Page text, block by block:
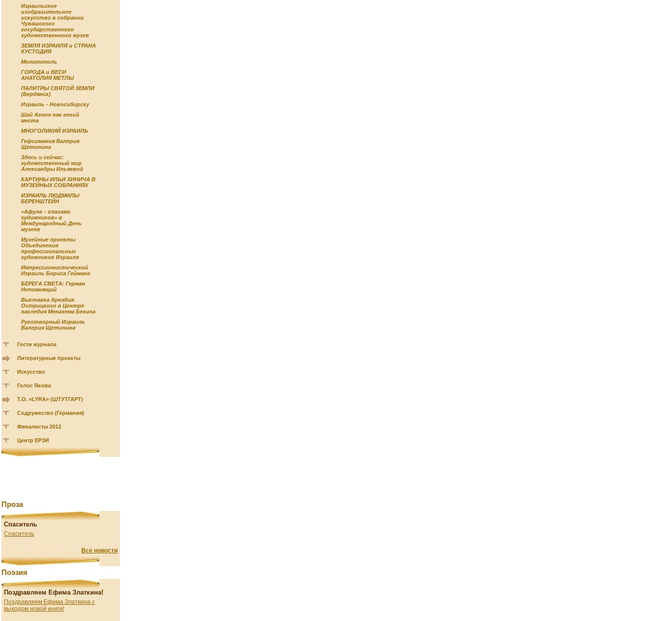
Израильское
изобразительное
искусство в собрании
Чувашского
государственного
художественного музея
ЗЕМЛЯ ИЗРАИЛЯ и СТРАНА
КУСТОДИЯ
Мелитополь
ГОРОДА и ВЕСИ
АНАТОЛИЯ МЕТЛЫ
ПАЛИТРЫ СВЯТОЙ ЗЕМЛИ
(Бердянск)
Израиль - Новосибирску
Шай Агнон как гений
места
МНОГОЛИКИЙ ИЗРАИЛЬ
Гефсимания Валерия
Щетинина
Здесь и сейчас:
художественный мир
Александры Ильяевой
КАРТИНЫ ИЛЬИ ХИНИЧА В
МУЗЕЙНЫХ СОБРАНИЯХ
ИЗРАИЛЬ ЛЮДМИЛЫ
БЕРЕНШТЕЙН
«Афула – глазами
художников» в
Международный День
музеев
Музейные проекты
Объединения
профессиональных
художников Израиля
Импрессионистический
Израиль Бориса Геймана
БЕРЕГА СВЕТА: Герман
Непомнящий
Выставка Аркадия
Острицкого в Центре
наследия Менахема Бегина
Рукотворный Израиль
Валерия Щетинина
Гости журнала
Литературные проекты
Искусство
Голос Якова
Т.О. «LYRA» (ШТУТГАРТ)
Содружество (Германия)
Финалисты 2012
Центр ЕРЗИ
Проза
Спаситель
Спаситель
Все новости
Поэзия
Поздравляем Ефима Златкина!
Поздравляем Ефима Златкина с
выходом новой книги!